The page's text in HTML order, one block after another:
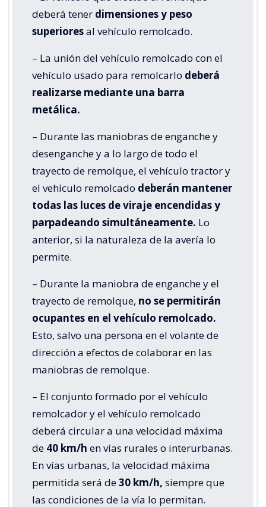
deberá tener dimensiones y peso
superioresal vehículo remolcado.
– La unión del vehículo remolcado con el
vehículo usado para remolcarlo deberá
realizarse mediante una barra
metálica.
– Durante las maniobras de enganche y
desenganche y a lo largo de todo el
trayecto de remolque, el vehículo tractor y
el vehículo remolcado deberán mantener
todas las luces de viraje encendidas y
parpadeando simultáneamente. Lo
anterior, si la naturaleza de la avería lo
permite.
– Durante la maniobra de enganche y el
trayecto de remolque, no se permitirán
ocupantes en el vehículo remolcado.
Esto, salvo una persona en el volante de
dirección a efectos de colaborar en las
maniobras de remolque.
– El conjunto formado por el vehículo
remolcador y el vehículo remolcado
deberá circular a una velocidad máxima
de 40 km/h en vías rurales o interurbanas.
En vías urbanas, la velocidad máxima
permitida será de30 km/h, siempre que
las condiciones de la vía lo permitan.